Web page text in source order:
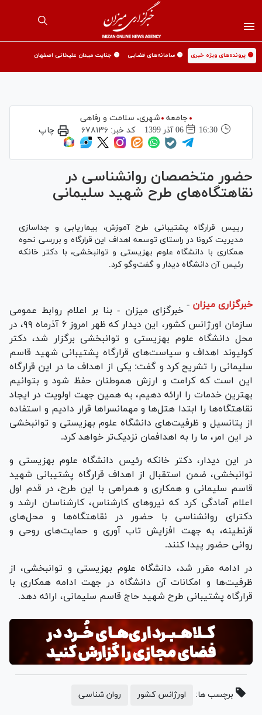
🟡 پرونده‌های ویژه خبری 🟡 سامانه‌های قضایی 🟡 جنایت میدان علیخانی اصفهان
جامعه
شهری،‌ سلامت و رفاهی
16:30
06 آذر 1399 کد خبر: ۶۷۸۱۳۶ چاپ
حضور متخصصان روانشناسی در
نقاهتگاه‌های طرح شهید سلیمانی
رییس قرارگاه پشتیبانی طرح آموزش، بیماریابی و جداسازی
مدیریت کرونا در راستای توسعه اهداف این قرارگاه و بررسی نحوه
همکاری با دانشگاه علوم بهزیستی و توانبخشی، با دکتر خانکه
رئیس آن دانشگاه دیدار و گفت‌وگو کرد.
خبرگزاری میزان - خبرگزای میزان - بنا بر اعلام روابط عمومی
سازمان اورژانس کشور، این دیدار که ظهر امروز ۶ آذرماه ۹۹، در
محل دانشگاه علوم بهزیستی و توانبخشی برگزار شد، دکتر
کولیوند اهداف و سیاست‌های قرارگاه پشتیبانی شهید قاسم
سلیمانی را تشریح کرد و گفت: یکی از اهداف ما در این قرارگاه
این است که کرامت و ارزش هموطنان حفظ شود و بتوانیم
بهترین خدمات را ارائه دهیم، به همین جهت اولویت در ایجاد
نقاهتگاه‌ها را ابتدا هتل‌ها و مهمانسرا‌ها قرار دادیم و استفاده
از پتانسیل و ظرفیت‌های دانشگاه علوم بهزیستی و توانبخشی
در این امر، ما را به اهدافمان نزدیک‌تر خواهد کرد.
در این دیدار، دکتر خانکه رئیس دانشگاه علوم بهزیستی و
توانبخشی، ضمن استقبال از اهداف قرارگاه پشتیبانی شهید
قاسم سلیمانی و همکاری و همراهی با این طرح، در قدم اول
اعلام آمادگی کرد که نیرو‌های کارشناس، کارشناسان ارشد و
دکترای روانشناسی با حضور در نقاهتگاه‌ها و محل‌های
قرنطینه، به جهت افزایش تاب آوری و حمایت‌های روحی و
روانی حضور پیدا کنند.
در ادامه مقرر شد، دانشگاه علوم بهزیستی و توانبخشی، از
ظرفیت‌ها و امکانات آن دانشگاه در جهت ادامه همکاری با
قرارگاه پشتیبانی طرح شهید حاج قاسم سلیمانی، ارائه دهد.
برچسب ها: اورژانس کشور روان شناسی